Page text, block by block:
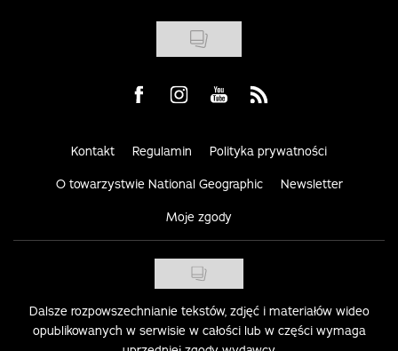
Visit us on Facebook
Visit us on Instagram
Visit us on Youtube
Visit us on Rss
Kontakt Regulamin Polityka prywatności
O towarzystwie National Geographic Newsletter
Moje zgody
Dalsze rozpowszechnianie tekstów, zdjęć i materiałów wideo
opublikowanych w serwisie w całości lub w części wymaga